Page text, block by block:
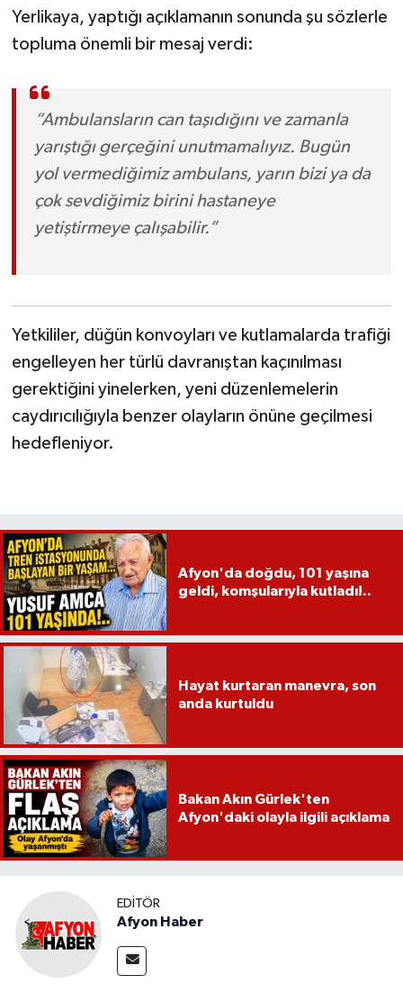
Yerlikaya, yaptığı açıklamanın sonunda şu sözlerle
topluma önemli bir mesaj verdi:
“Ambulansların can taşıdığını ve zamanla
yarıştığı gerçeğini unutmamalıyız. Bugün
yol vermediğimiz ambulans, yarın bizi ya da
çok sevdiğimiz birini hastaneye
yetiştirmeye çalışabilir.”
Yetkililer, düğün konvoyları ve kutlamalarda trafiği
engelleyen her türlü davranıştan kaçınılması
gerektiğini yinelerken, yeni düzenlemelerin
caydırıcılığıyla benzer olayların önüne geçilmesi
hedefleniyor.
Afyon'da doğdu, 101 yaşına
geldi, komşularıyla kutladı!..
Hayat kurtaran manevra, son
anda kurtuldu
Bakan Akın Gürlek'ten
Afyon'daki olayla ilgili açıklama
EDITÖR
Afyon Haber